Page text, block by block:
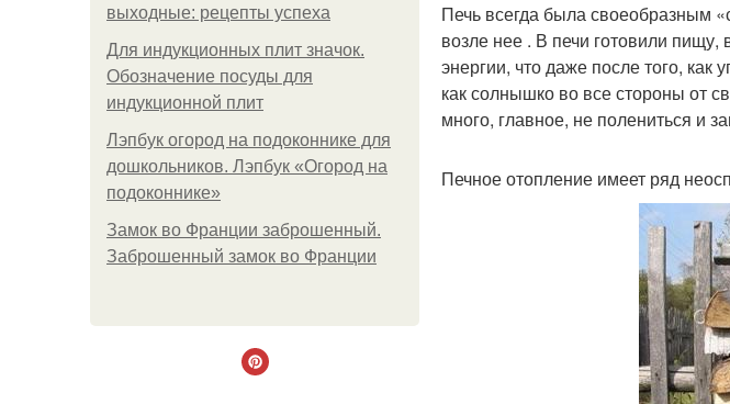
выходные: рецепты успеха
Для индукционных плит значок.
Обозначение посуды для
индукционной плит
Лэпбук огород на подоконнике для
дошкольников. Лэпбук «Огород на
подоконнике»
Замок во Франции заброшенный.
Заброшенный замок во Франции
Печь всегда была своеобразным
возле нее . В печи готовили
энергии, что даже после того,
как солнышко во все стороны от
много, главное, не полениться и
Печное отопление имеет ряд